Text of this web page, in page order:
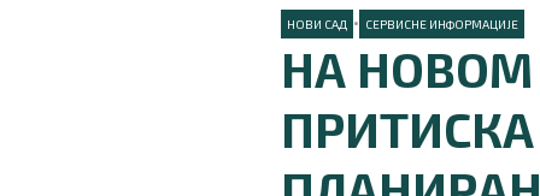
НОВИ САД • СЕРВИСНЕ ИНФОРМАЦИЈЕ
НА
ПРИТИСКА